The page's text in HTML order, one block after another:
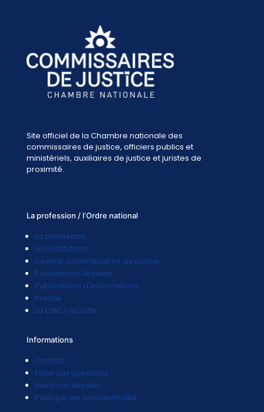
Site officiel de la Chambre nationale des
commissaires de justice, officiers publics et
ministériels, auxiliaires de justice et juristes de
proximité.
La profession / l’Ordre national
La profession
Les institutions
Devenir commissaires de justice
Publications légales
Publications d'informations
Presse
La CNCJ recrute
Informations
Contact
Foire aux questions
Mentions légales
Politique de confidentialité